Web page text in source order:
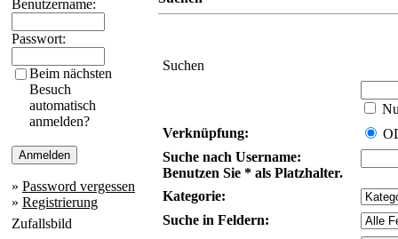
Benutzername:
Passwort:
Beim nächsten
Besuch
automatisch
anmelden?
» Password vergessen
» Registrierung
Zufallsbild
Suchen
Verknüpfung:
Suche nach Username:
Benutzen Sie * als Platzhalter.
Kategorie:
Suche in Feldern: